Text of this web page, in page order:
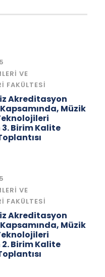
VE
FAKÜLTESI
Akreditasyon
Müzik
Birim Kalite
VE
FAKÜLTESI
Akreditasyon
Müzik
Birim Kalite